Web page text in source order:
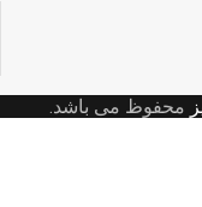
محفوظ می باشد.